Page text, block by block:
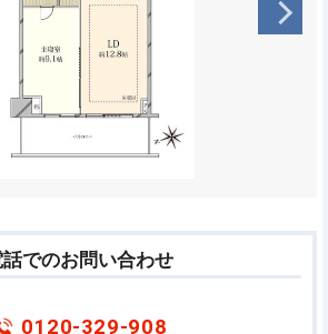
話でのお問い合わせ
0120-329-908